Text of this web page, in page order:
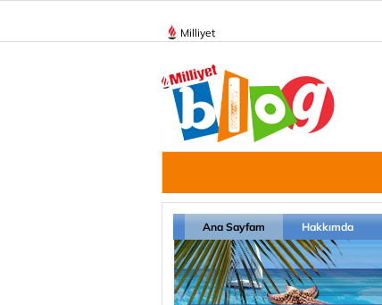
Milliyet
Ana Sayfam Hakkımda